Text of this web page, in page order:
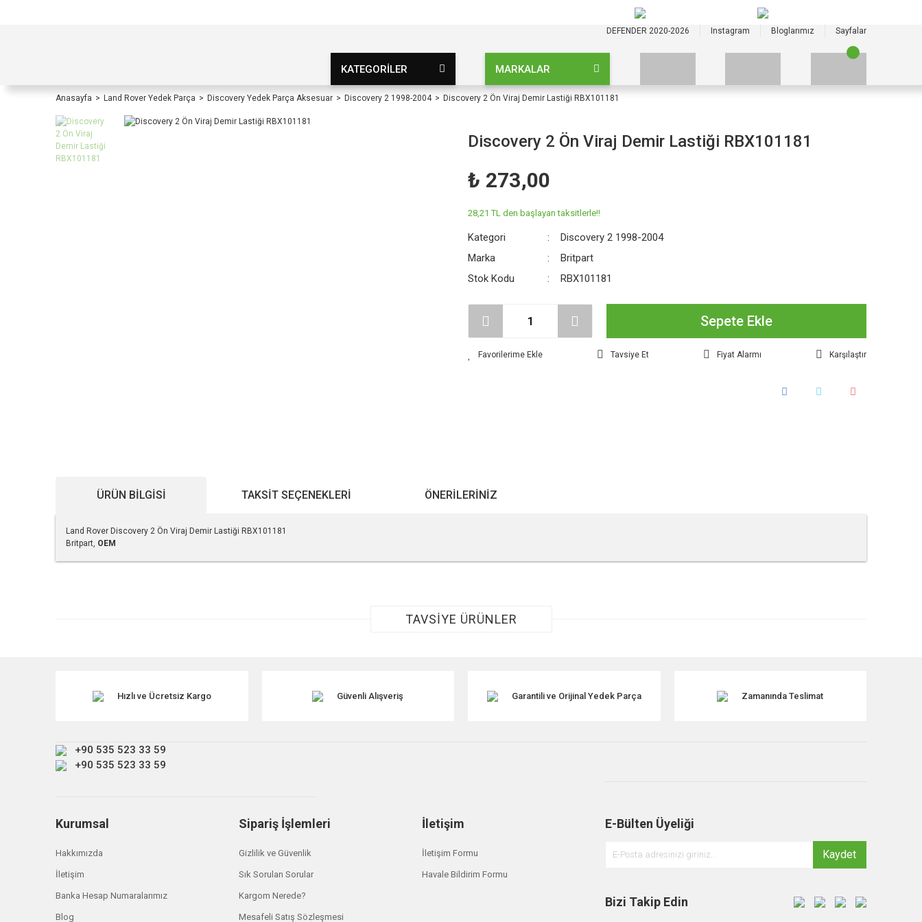
DEFENDER 2020-2026 Instagram Bloglarımız Sayfalar
KATEGORİLER MARKALAR
Anasayfa Land Rover Yedek Parça Discovery Yedek Parça Aksesuar Discovery 2 1998-2004 Discovery 2 Ön Viraj Demir Lastiği RBX101181
Discovery 2 Ön Viraj Demir Lastiği RBX101181
₺ 273,00
28,21 TL den başlayan taksitlerle!!
Kategori
Discovery 2 1998-2004
Marka
Britpart
Stok Kodu
RBX101181
Sepete Ekle
Tavsiye Et Fiyat Alarmı Karşılaştır
ÜRÜN BILGISI TAKSIT SEÇENEKLERI ÖNERILERINIZ
Land Rover Discovery 2 Ön Viraj Demir Lastiği RBX101181
Britpart, OEM
Bu ürüne benzer farklı alternatifler olmalı.
TAVSİYE ÜRÜNLER
Land Rover
Discovery 2 Ön Viraj Demir Lastiği RBX101181
Hızlı ve Ücretsiz Kargo Güvenli Alışveriş Garantili ve Orijinal Yedek Parça Zamanında Teslimat
+90 535 523 33 59
+90 535 523 33 59
Kurumsal
Hakkımızda
İletişim
Banka Hesap Numaralarımız
Blog
Sipariş İşlemleri
Gizlilik ve Güvenlik
Sık Sorulan Sorular
Kargom Nerede?
Mesafeli Satış Sözleşmesi
İletişim
İletişim Formu
Havale Bildirim Formu
E-Bülten Üyeliği
Kaydet
Bizi Takip Edin